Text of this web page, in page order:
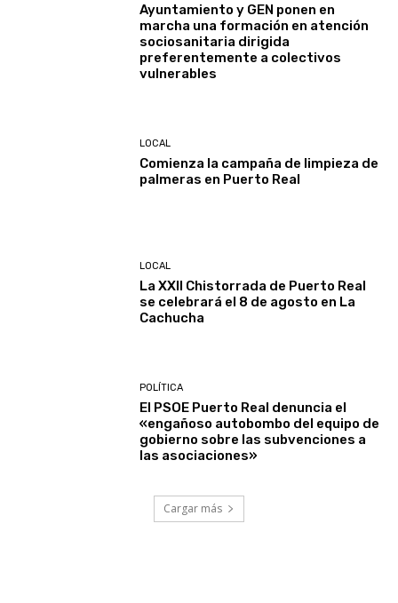
Ayuntamiento y GEN ponen en
marcha una formación en atención
sociosanitaria dirigida
preferentemente a colectivos
vulnerables
LOCAL
Comienza la campaña de limpieza de
palmeras en Puerto Real
LOCAL
La XXII Chistorrada de Puerto Real
se celebrará el 8 de agosto en La
Cachucha
POLÍTICA
El PSOE Puerto Real denuncia el
«engañoso autobombo del equipo de
gobierno sobre las subvenciones a
las asociaciones»
Cargar más